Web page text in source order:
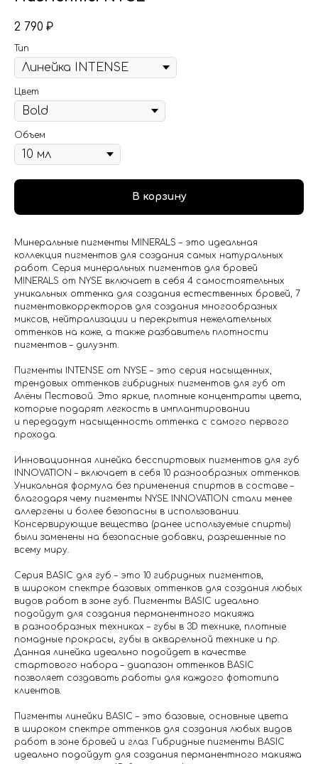
2 790 ₽
Тип
Цвет
Объем
В корзину
Минеральные пигменты MINERALS – это идеальная
коллекция пигментов для создания самых натуральных
работ. Серия минеральных пигментов для бровей
MINERALS от NYSE включает в себя 4 самостоятельных
уникальных оттенка для создания естественных бровей, 7
пигментовкорректоров для создания многообразных
миксов, нейтрализации и перекрытия нежелательных
оттенков на коже, а также разбавитель плотности
пигментов – дилуэнт.
Пигменты INTENSE от NYSE – это серия насыщенных,
трендовых оттенков гибридных пигментов для губ от
Алёны Пестовой. Это яркие, плотные концентраты цвета,
которые подарят легкость в имплантировании
и передадут насыщенность оттенка с самого первого
прохода.
Инновационная линейка бесспиртовых пигментов для губ
INNOVATION – включает в себя 10 разнообразных оттенков.
Уникальная формула без применения спиртов в составе –
благодаря чему пигменты NYSE INNOVATION стали менее
аллергены и более безопасны в использовании.
Консервирующие вещества (ранее используемые спирты)
были заменены на безопасные добавки, разрешенные по
всему миру.
Серия BASIC для губ – это 10 гибридных пигментов,
в широком спектре базовых оттенков для создания любых
видов работ в зоне губ. Пигменты BASIC идеально
подойдут для создания перманентного макияжа
в разнообразных техниках – губы в 3D технике, плотные
помадные прокрасы, губы в акварельной технике и пр.
Данная линейка идеально подойдет в качестве
стартового набора – диапазон оттенков BASIC
позволяет создавать работы для каждого фототипа
клиентов.
Пигменты линейки BASIC – это базовые, основные цвета
в широком спектре оттенков для создания любых видов
работ в зоне бровей и глаз. Гибридные пигменты BASIC
идеально подойдут для создания перманентного макияжа